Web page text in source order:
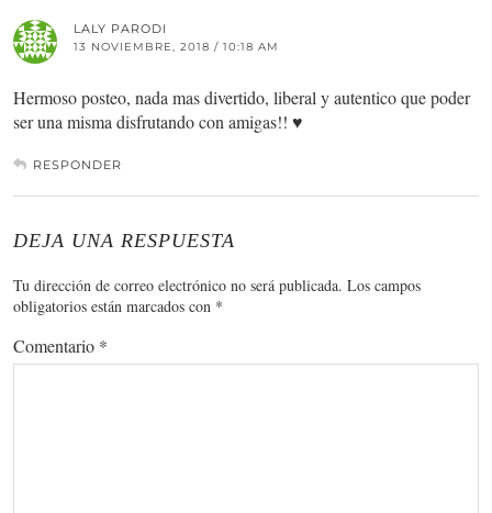
LALY PARODI
13 NOVIEMBRE, 2018 / 10:18 AM
Hermoso posteo, nada mas divertido, liberal y autentico que poder
ser una misma disfrutando con amigas!! ♥
RESPONDER
DEJA UNA RESPUESTA
Tu dirección de correo electrónico no será publicada. Los campos
obligatorios están marcados con *
Comentario *